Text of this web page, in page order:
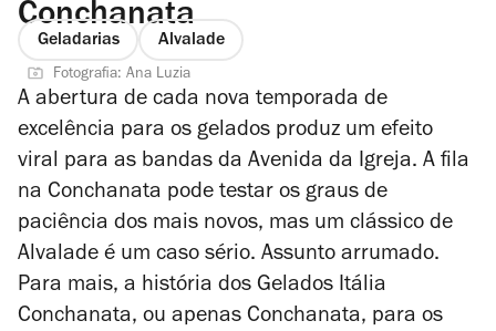
Conchanata
Geladarias Alvalade
Fotografia: Ana Luzia
A abertura de cada nova temporada de
excelência para os gelados produz um efeito
viral para as bandas da Avenida da Igreja. A fila
na Conchanata pode testar os graus de
paciência dos mais novos, mas um clássico de
Alvalade é um caso sério. Assunto arrumado.
Para mais, a história dos Gelados Itália
Conchanata, ou apenas Conchanata, para os